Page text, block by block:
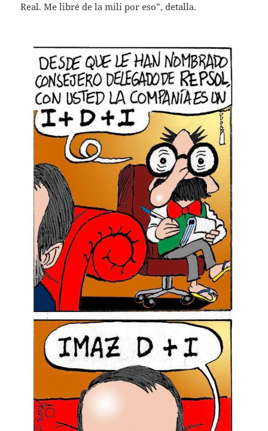
Real. Me libré de la mili por eso”, detalla.